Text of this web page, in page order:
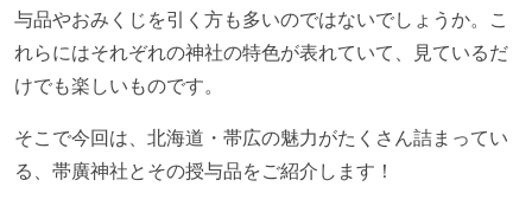
与品やおみくじを引く方も多いのではないでしょうか。こ
れらにはそれぞれの神社の特色が表れていて、見ているだ
けでも楽しいものです。
そこで今回は、北海道・帯広の魅力がたくさん詰まってい
る、帯廣神社とその授与品をご紹介します！